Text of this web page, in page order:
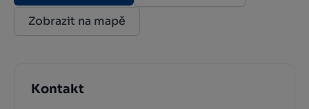
Zobrazit na mapě
Kontakt